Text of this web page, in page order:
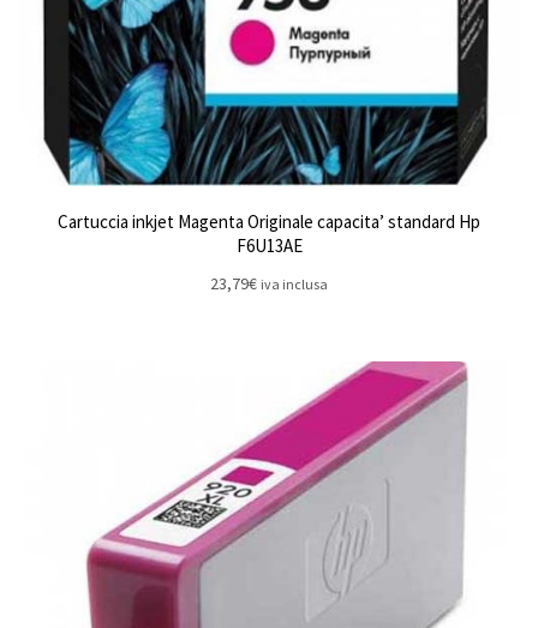
Cartuccia inkjet Magenta Originale capacita’ standard Hp
F6U13AE
23,79€ iva inclusa